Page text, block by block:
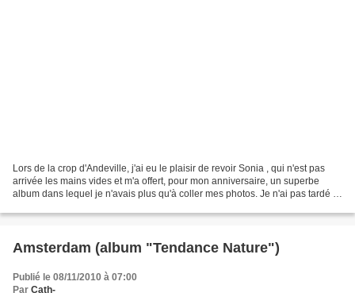
Lors de la crop d'Andeville, j'ai eu le plaisir de revoir Sonia , qui n'est pas
arrivée les mains vides et m'a offert, pour mon anniversaire, un superbe
album dans lequel je n'avais plus qu'à coller mes photos. Je n'ai pas tardé à
Amsterdam (album "Tendance Nature")
Publié le 08/11/2010 à 07:00
Par Cath-